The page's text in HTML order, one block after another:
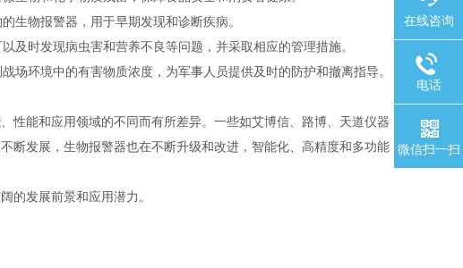
生物报警器，用于早期发现和诊断疾病。
及时发现病虫害和营养不良等问题，并采取相应的管理措施。
场环境中的有害物质浓度，为军事人员提供及时的防护和撤离指导。
性能和应用领域的不同而有所差异。一些如艾博信、路博、天道仪器
断发展，生物报警器也在不断升级和改进，智能化、高精度和多功能
的发展前景和应用潜力。
在线咨询
电话
微信扫一扫